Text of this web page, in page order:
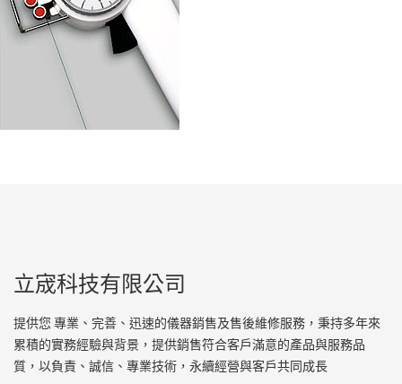
立宬科技有限公司
提供您 專業、完善、迅速的儀器銷售及售後維修服務，秉持多年來
累積的實務經驗與背景，提供銷售符合客戶滿意的產品與服務品
質，以負責、誠信、專業技術，永續經營與客戶共同成長